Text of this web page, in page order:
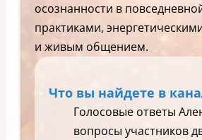
осознанности в
практиками,
и живым общением.
Что вы найдете в
Голосовые ответы
вопросы участников